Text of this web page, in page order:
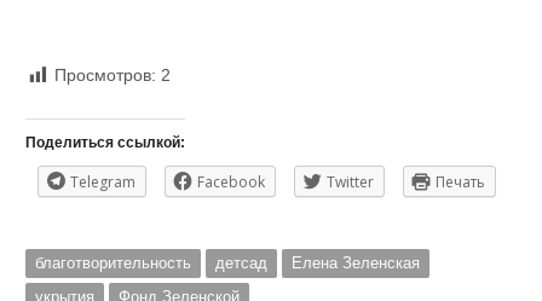
Просмотров: 2
Поделиться ссылкой:
Telegram Facebook Twitter Печать
благотворительность детсад
Елена Зеленская
укрытия
Фонд Зеленской